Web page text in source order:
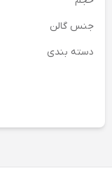
جنس گالن
دسته بندی